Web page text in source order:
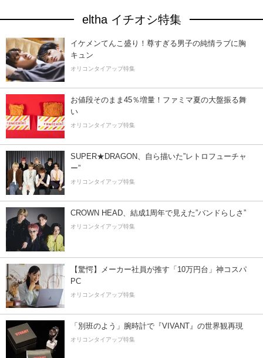
eltha イチオシ特集
イケメンてんこ盛り！尊すぎる男子の純情ラブに胸
キュン
オリコンタイアップ特集
お値段そのまま45％増量！ファミマ夏の大盤振る舞
い
オリコンタイアップ特集
SUPER★DRAGON、自ら描いた”レトロフューチャ
ー”
オリコンタイアップ特集
CROWN HEAD、結成1周年で見えた”バンドらしさ”
オリコンタイアップ特集
【驚愕】メーカー社員が推す「10万円台」神コスパ
PC
オリコンタイアップ特集
「別班のよう」腕時計で『VIVANT』の世界観再現
オリコンタイアップ特集